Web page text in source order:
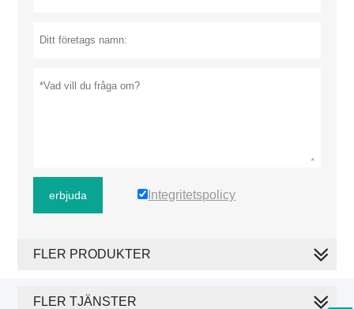
erbjuda Integritetspolicy
FLER PRODUKTER
FLER TJÄNSTER